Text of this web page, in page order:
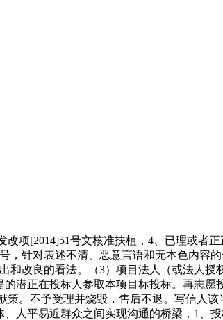
[2014]51号文核准扶植，4、已理或者
针对表述不清、恶意言语和无本色内容
改良的看法。（3）项目法人（或法人授
潜正在投标人参取本项目标投标。再志愿
。不予受理并烧毁，售后不退。写信人
人平易近群众之间实现沟通的桥梁，1、